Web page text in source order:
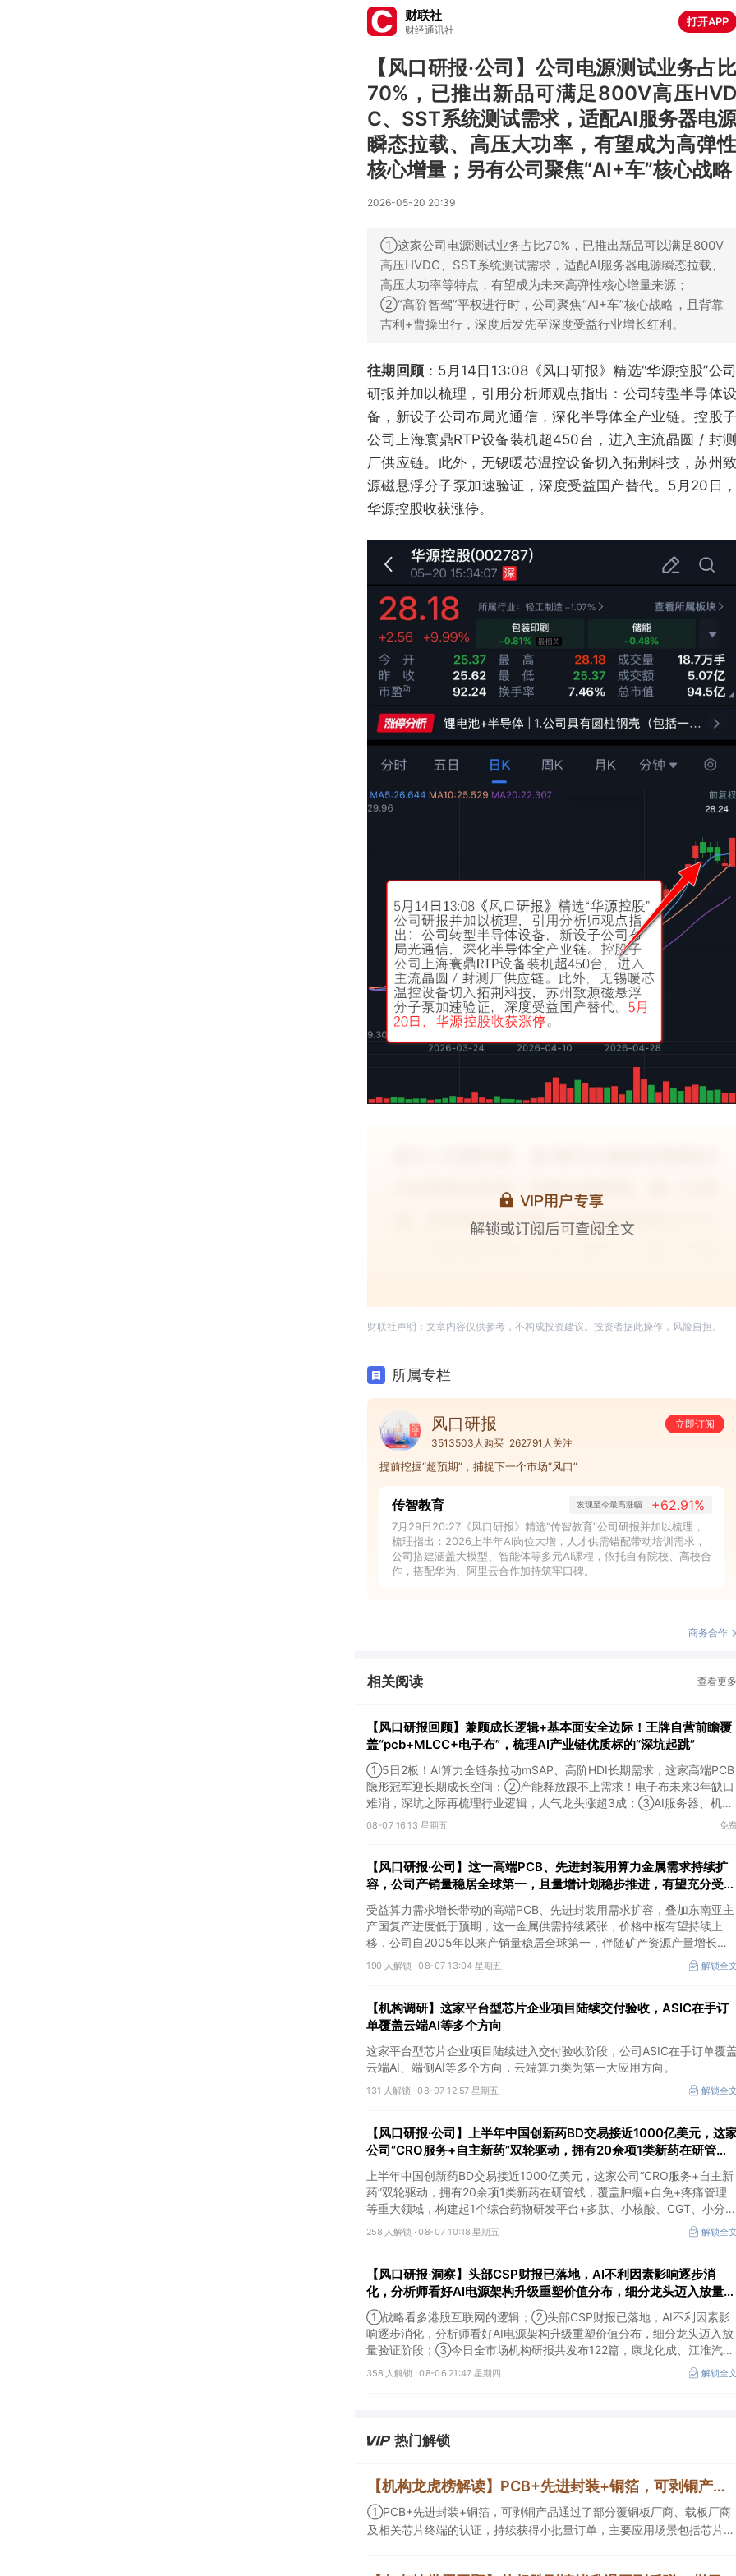
财联社
财经通讯社
打开APP
【风口研报·公司】公司电源测试业务占比
70%，已推出新品可满足800V高压HVD
C、SST系统测试需求，适配AI服务器电源
瞬态拉载、高压大功率，有望成为高弹性
核心增量；另有公司聚焦“AI+车”核心战略
2026-05-20 20:39
①这家公司电源测试业务占比70%，已推出新品可以满足800V
高压HVDC、SST系统测试需求，适配AI服务器电源瞬态拉载、
高压大功率等特点，有望成为未来高弹性核心增量来源；
②“高阶智驾”平权进行时，公司聚焦“AI+车”核心战略，且背靠
吉利+曹操出行，深度后发先至深度受益行业增长红利。
往期回顾 ：5月14日13:08《风口研报》精选“华源控股”公司
研报并加以梳理，引用分析师观点指出：公司转型半导体设
备，新设子公司布局光通信，深化半导体全产业链。控股子
公司上海寰鼎RTP设备装机超450台，进入主流晶圆 / 封测
厂供应链。此外，无锡暖芯温控设备切入拓荆科技，苏州致
源磁悬浮分子泵加速验证，深度受益国产替代。5月20日，
华源控股收获涨停。
财联社声明：文章内容仅供参考，不构成投资建议。投资者据此操作，风险自担。
所属专栏
风口研报
立即订阅
3513503人购买 262791人关注
提前挖掘“超预期”，捕捉下一个市场“风口”
传智教育 发现至今最高涨幅 +62.91%
7月29日20:27《风口研报》精选“传智教育”公司研报并加以梳理，
梳理指出：2026上半年AI岗位大增，人才供需错配带动培训需求，
公司搭建涵盖大模型、智能体等多元AI课程，依托自有院校、高校合
作，搭配华为、阿里云合作加持筑牢口碑。
商务合作
相关阅读 查看更多
【风口研报回顾】兼顾成长逻辑+基本面安全边际！王牌自营前瞻覆
盖“pcb+MLCC+电子布”，梳理AI产业链优质标的“深坑起跳”
①5日2板！AI算力全链条拉动mSAP、高阶HDI长期需求，这家高端PCB
隐形冠军迎长期成长空间；②产能释放跟不上需求！电子布未来3年缺口
难消，深坑之际再梳理行业逻辑，人气龙头涨超3成；③AI服务器、机器
人带动MLCC景气周期持续！这家公司扩产、涨价预期暂未被市场定价，
08-07 16:13 星期五 免
【风口研报·公司】这一高端PCB、先进封装用算力金属需求持续扩
容，公司产销量稳居全球第一，且量增计划稳步推进，有望充分受益
价格上行
受益算力需求增长带动的高端PCB、先进封装用需求扩容，叠加东南亚主
产国复产进度低于预期，这一金属供需持续紧张，价格中枢有望持续上
移，公司自2005年以来产销量稳居全球第一，伴随矿产资源产量增长与
冶炼产能整合并举，公司市占率有望进一步提升，同时有望充分受益金属
价格上行。
190 人解锁 ·08-07 13:04 星期五 解锁全文
【机构调研】这家平台型芯片企业项目陆续交付验收，ASIC在手订
单覆盖云端AI等多个方向
这家平台型芯片企业项目陆续进入交付验收阶段，公司ASIC在手订单覆盖
云端AI、端侧AI等多个方向，云端算力类为第一大应用方向。
131 人解锁 ·08-07 12:57 星期五 解锁全文
【风口研报·公司】上半年中国创新药BD交易接近1000亿美元，这
公司“CRO服务+自主新药”双轮驱动，拥有20余项1类新药在研管
线，覆盖肿瘤+自免+疼痛管理等重大领域
上半年中国创新药BD交易接近1000亿美元，这家公司“CRO服务+自主新
药”双轮驱动，拥有20余项1类新药在研管线，覆盖肿瘤+自免+疼痛管理
等重大领域，构建起1个综合药物研发平台+多肽、小核酸、CGT、小分子
4个创新技术平台，创新转型成果正逐步兑现。
258 人解锁 ·08-07 10:18 星期五 解锁全文
【风口研报·洞察】头部CSP财报已落地，AI不利因素影响逐步消
化，分析师看好AI电源架构升级重塑价值分布，细分龙头迈入放量验
证阶段；战略看多港股互联网的逻辑
①战略看多港股互联网的逻辑；②头部CSP财报已落地，AI不利因素影
响逐步消化，分析师看好AI电源架构升级重塑价值分布，细分龙头迈入放
量验证阶段；③今日全市场机构研报共发布122篇，康龙化成、江淮汽车
评级得到上调，9家公司获得首度覆盖，其中乔锋智能获新财富分析师深
度覆盖；④在个股机构关注度排行中，华峰化学首次上榜，前五名依次
358 人解锁 ·08-06 21:47 星期四 解锁全文
热门解锁
【机构龙虎榜解读】PCB+先进封装+铜箔，可剥铜产品通过了部分覆铜板厂商、载板厂商及相关芯片终端的认证，持续获得小批量订单，主要应用场景包括芯片封装光模块用PCB，机构大额净买入这家公司
①PCB+先进封装+铜箔，可剥铜产品通过了部分覆铜板厂商、载板厂商
及相关芯片终端的认证，持续获得小批量订单，主要应用场景包括芯片封